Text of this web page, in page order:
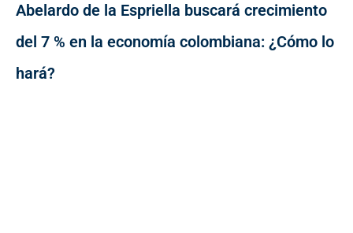
Abelardo de la Espriella buscará crecimiento
del 7 % en la economía colombiana: ¿Cómo lo
hará?